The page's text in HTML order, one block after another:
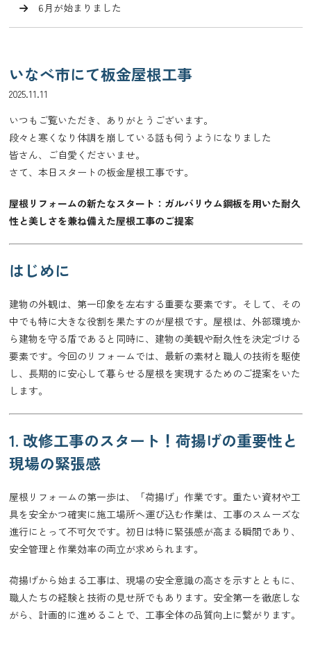
いなべ市にて板金屋根工事
2025.11.11
いつもご覧いただき、ありがとうございます。
段々と寒くなり体調を崩している話も伺うようになりました
皆さん、ご自愛くださいませ。
さて、本日スタートの板金屋根工事です。
屋根リフォームの新たなスタート：ガルバリウム鋼板を用いた耐久
性と美しさを兼ね備えた屋根工事のご提案
はじめに
建物の外観は、第一印象を左右する重要な要素です。そして、その
中でも特に大きな役割を果たすのが屋根です。屋根は、外部環境か
ら建物を守る盾であると同時に、建物の美観や耐久性を決定づける
要素です。今回のリフォームでは、最新の素材と職人の技術を駆使
し、長期的に安心して暮らせる屋根を実現するためのご提案をいた
します。
1. 改修工事のスタート！荷揚げの重要性と
現場の緊張感
屋根リフォームの第一歩は、「荷揚げ」作業です。重たい資材や工
具を安全かつ確実に施工場所へ運び込む作業は、工事のスムーズな
進行にとって不可欠です。初日は特に緊張感が高まる瞬間であり、
安全管理と作業効率の両立が求められます。
荷揚げから始まる工事は、現場の安全意識の高さを示すとともに、
職人たちの経験と技術の見せ所でもあります。安全第一を徹底しな
がら、計画的に進めることで、工事全体の品質向上に繋がります。
6月が始まりました